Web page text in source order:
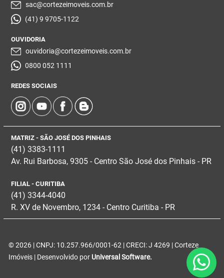
sac@cortezeimoveis.com.br
(41) 9 9705-1122
OUVIDORIA
ouvidoria@cortezeimoveis.com.br
0800 052 1111
REDES SOCIAIS
MATRIZ - SÃO JOSÉ DOS PINHAIS
(41) 3383-1111
Av. Rui Barbosa, 9305 - Centro São José dos Pinhais - PR
FILIAL - CURITIBA
(41) 3344-4040
R. XV de Novembro, 1234 - Centro Curitiba - PR
© 2026 | CNPJ: 10.257.966/0001-62 | CRECI: J 4269 | Corteze
Imóveis | Desenvolvido por Universal Software.